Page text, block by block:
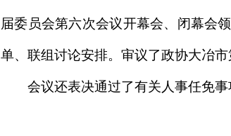
届委员会第六次会议开幕会、闭幕会
单、联组讨论安排。审议了政协大冶
会议还表决通过了有关人事任免事